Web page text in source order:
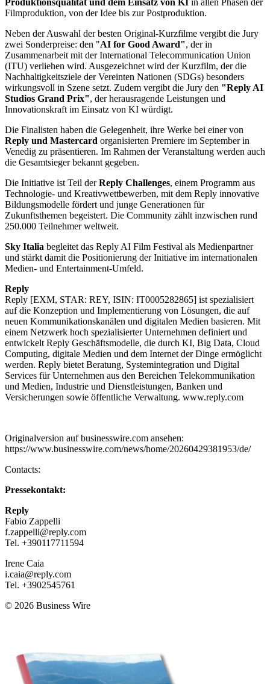
Filmproduktion, von der Idee bis zur Postproduktion.
Neben der Auswahl der besten Original-Kurzfilme vergibt die Jury
zwei Sonderpreise: den "AI for Good Award", der in
Zusammenarbeit mit der International Telecommunication Union
(ITU) verliehen wird. Ausgezeichnet wird der Kurzfilm, der die
Nachhaltigkeitsziele der Vereinten Nationen (SDGs) besonders
wirkungsvoll in Szene setzt. Zudem vergibt die Jury den "Reply AI
Studios Grand Prix", der herausragende Leistungen und
Innovationskraft im Einsatz von KI würdigt.
Die Finalisten haben die Gelegenheit, ihre Werke bei einer von
Reply und Mastercard organisierten Premiere im September in
Venedig zu präsentieren. Im Rahmen der Veranstaltung werden auch
die Gesamtsieger bekannt gegeben.
Die Initiative ist Teil derReply Challenges, einem Programm aus
Technologie- und Kreativwettbewerben, mit dem Reply innovative
Bildungsmodelle fördert und junge Generationen für
Zukunftsthemen begeistert. Die Community zählt inzwischen rund
250.000 Teilnehmer weltweit.
Sky Italia begleitet das Reply AI Film Festival als Medienpartner
und stärkt damit die Positionierung der Initiative im internationalen
Medien- und Entertainment-Umfeld.
Reply
Reply [EXM, STAR: REY, ISIN: IT0005282865] ist spezialisiert
auf die Konzeption und Implementierung von Lösungen, die auf
neuen Kommunikationskanälen und digitalen Medien basieren. Mit
einem Netzwerk hoch spezialisierter Unternehmen definiert und
entwickelt Reply Geschäftsmodelle, die durch KI, Big Data, Cloud
Computing, digitale Medien und dem Internet der Dinge ermöglicht
werden. Reply bietet Beratung, Systemintegration und Digital
Services für Unternehmen aus den Bereichen Telekommunikation
und Medien, Industrie und Dienstleistungen, Banken und
Versicherungen sowie öffentliche Verwaltung. www.reply.com
Originalversion auf businesswire.com ansehen:
https://www.businesswire.com/news/home/20260429381953/de/
Contacts:
Pressekontakt:
Reply
Fabio Zappelli
f.zappelli@reply.com
Tel. +390117711594
Irene Caia
i.caia@reply.com
Tel. +3902545761
© 2026 Business Wire